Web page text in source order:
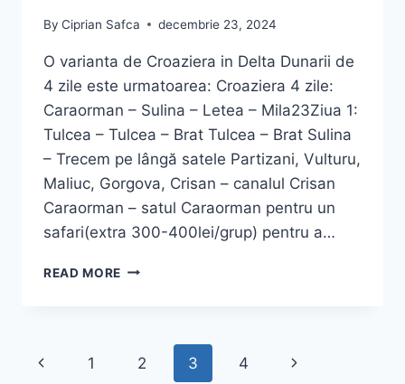
By Ciprian Safca decembrie 23, 2024
O varianta de Croaziera in Delta Dunarii de
4 zile este urmatoarea: Croaziera 4 zile:
Caraorman – Sulina – Letea – Mila23Ziua 1:
Tulcea – Tulcea – Brat Tulcea – Brat Sulina
– Trecem pe lângă satele Partizani, Vulturu,
Maliuc, Gorgova, Crisan – canalul Crisan
Caraorman – satul Caraorman pentru un
safari(extra 300-400lei/grup) pentru a…
READ MORE CROAZIERA
Page
Previous
1 2 3 4
Next